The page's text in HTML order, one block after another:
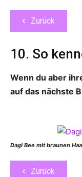
Zurück
10. So
Wenn du aber
auf das nächste
Dagi Bee mit braunen
Zurück